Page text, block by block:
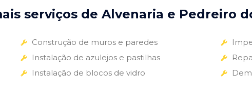
serviços de Alvenaria e Pedreiro
Construção de muros e paredes
Instalação de azulejos e pastilhas
Instalação de blocos de vidro